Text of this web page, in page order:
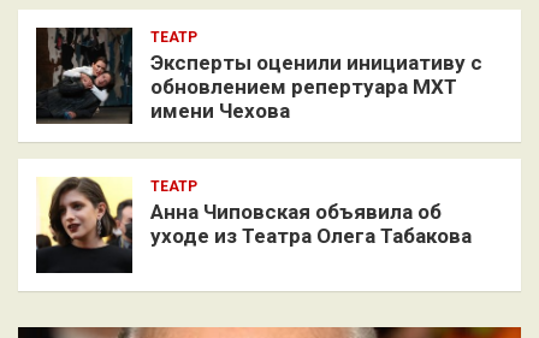
ТЕАТР
Эксперты оценили инициативу с
обновлением репертуара МХТ
имени Чехова
ТЕАТР
Анна Чиповская объявила об
уходе из Театра Олега Табакова